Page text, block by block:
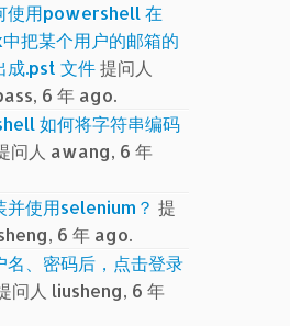
使用powershell 在
把某个用户的邮箱的
成.pst 文件提问人
6 年 ago.
如何将字符串编码
问人 awang, 6 年
并使用selenium？ 提
6 年 ago.
名、密码后，点击登录
问人 liusheng, 6 年